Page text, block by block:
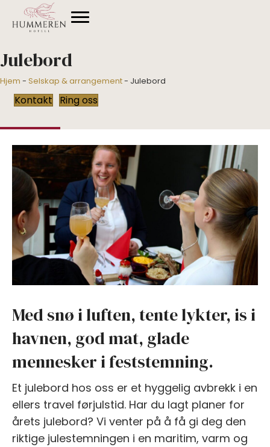
Julebord
Hjem - Selskap & arrangement- Julebord
Kontakt Ring oss
Med snø i luften, tente lykter, is i
havnen, god mat, glade
mennesker i feststemning.
Et julebord hos oss er et hyggelig avbrekk i en
ellers travel førjulstid. Har du lagt planer for
årets julebord? Vi venter på å få gi deg den
riktige julestemningen i en maritim, varm og